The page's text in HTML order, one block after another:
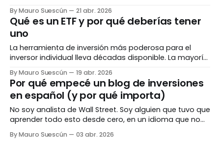
corrección dentro de una tendencia mayor? Análisis sin
hype. El contexto: de dónde venimos En octubre de
2025, Bitcoin alcanzó su máximo histórico de $126.000.
Cuatro meses
By Mauro Suescún 21 abr. 2026
Qué es un ETF y por qué deberías tener
uno
La herramienta de inversión más poderosa para el
inversor individual lleva décadas disponible. La mayoría
en América Latina todavía no la usa. El problema con
invertir "a la antigua" Durante décadas, la forma de
invertir en bolsa era comprar acciones individuales.
Elegías una empresa — Apple, Bancolombia, Ecopetrol
— comprabas
By Mauro Suescún 19 abr. 2026
Por qué empecé un blog de inversiones
en español (y por qué importa)
No soy analista de Wall Street. Soy alguien que tuvo que
aprender todo esto desde cero, en un idioma que no
era el que usaban los mejores recursos. Este es el blog
que me hubiera gustado encontrar. El problema Si
By Mauro Suescún 03 abr. 2026